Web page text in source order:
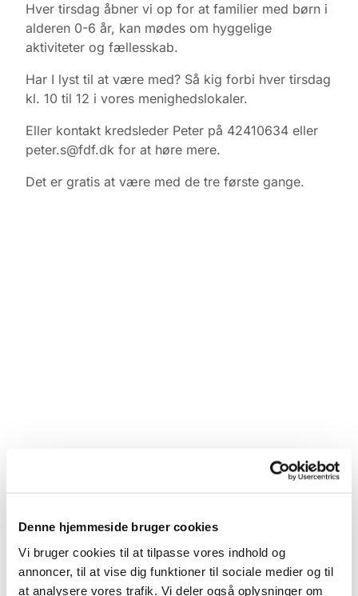
Denne hjemmeside bruger cookies
Vi bruger cookies til at tilpasse vores indhold og
annoncer, til at vise dig funktioner til sociale medier og til
at analysere vores trafik. Vi deler også oplysninger om
Hver tirsdag åbner vi op for at familier med børn i
alderen 0-6 år, kan mødes om hyggelige
aktiviteter og fællesskab.
Har I lyst til at være med? Så kig forbi hver tirsdag
kl. 10 til 12 i vores menighedslokaler.
Eller kontakt kredsleder Peter på 42410634 eller
peter.s@fdf.dk for at høre mere.
Det er gratis at være med de tre første gange.
Du vil måske også kunne
lide...